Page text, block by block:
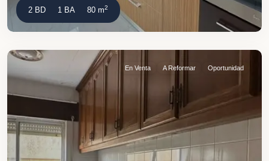
2 BD 1 BA 80 m2
En Venta A Reformar Oportunidad